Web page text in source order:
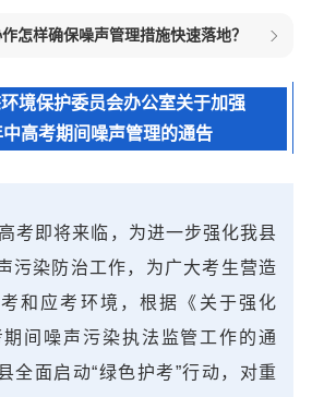
怎样确保噪声管理措施快速落地？
境保护委员会办公室关于加强
高考期间噪声管理的通告
考即将来临，为进一步强化我县
污染防治工作，为广大考生营造
和应考环境，根据《关于强化
间噪声污染执法监管工作的通
全面启动“绿色护考”行动，对重